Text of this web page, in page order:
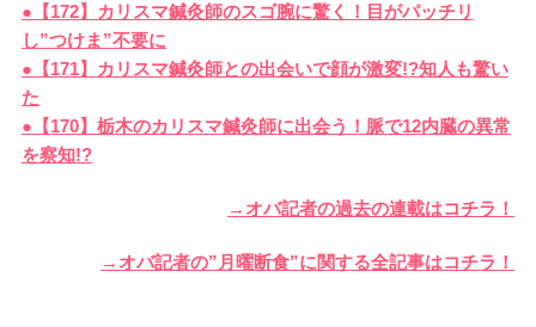
●【172】カリスマ鍼灸師のスゴ腕に驚く！目がパッチリ
し”つけま”不要に
●【171】カリスマ鍼灸師との出会いで顔が激変!?知人も驚い
た
●【170】栃木のカリスマ鍼灸師に出会う！脈で12内臓の異常
を察知!?
→オバ記者の過去の連載はコチラ！
→オバ記者の”月曜断食”に関する全記事はコチラ！